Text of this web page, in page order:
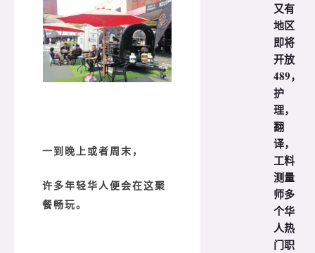
一到晚上或者周末，
许多年轻华人便会在这聚
餐畅玩。
又有
地区
即将
开放
489，
护
理，
翻
译，
工料
测量
师多
个华
人热
门职